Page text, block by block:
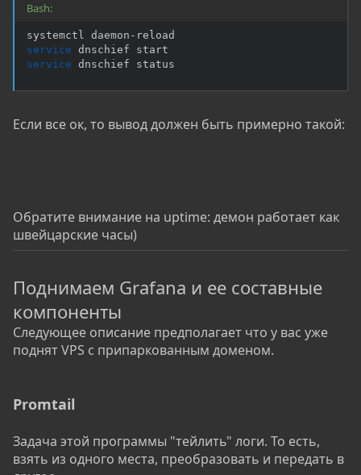
Bash:
service
service dnschief status
Если все ок, то вывод должен быть примерно такой:
Обратите внимание на uptime: демон работает как
швейцарские часы)
Поднимаем Grafana и ее составные
компоненты
Следующее описание предполагает что у вас уже
поднят VPS с припаркованным доменом.
Promtail
Задача этой программы "тейлить" логи. То есть,
взять из одного места, преобразовать и передать в